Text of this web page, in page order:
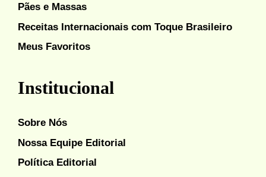
Pães e Massas
Receitas Internacionais com Toque Brasileiro
Meus Favoritos
Institucional
Sobre Nós
Nossa Equipe Editorial
Política Editorial